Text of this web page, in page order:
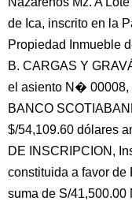
de Ica, inscrito en la
Propiedad Inmueble
B. CARGAS Y
el asiento N� 00008,
BANCO
$/54,109.60 dólares
DE INSCRIPCION,
constituida a favor de
suma de S/41,500.00